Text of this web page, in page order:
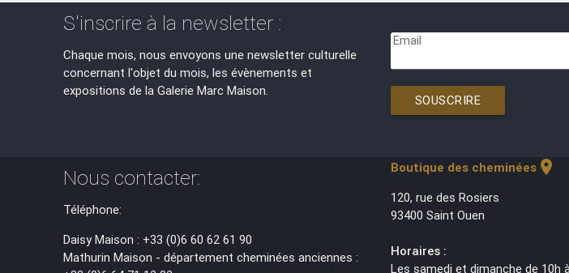
S'inscrire à la newsletter :
Chaque mois, nous envoyons une newsletter culturelle
concernant l'objet du mois, les évènements et
expositions de la Galerie Marc Maison.
Email
SOUSCRIRE
Nous contacter:
Téléphone:
Daisy Maison : +33 (0)6 60 62 61 90
Mathurin Maison - département cheminées anciennes :
Boutique des cheminéeslocation_on
120, rue des Rosiers
93400 Saint Ouen
Horaires :
Les samedi et dimanche de 10h